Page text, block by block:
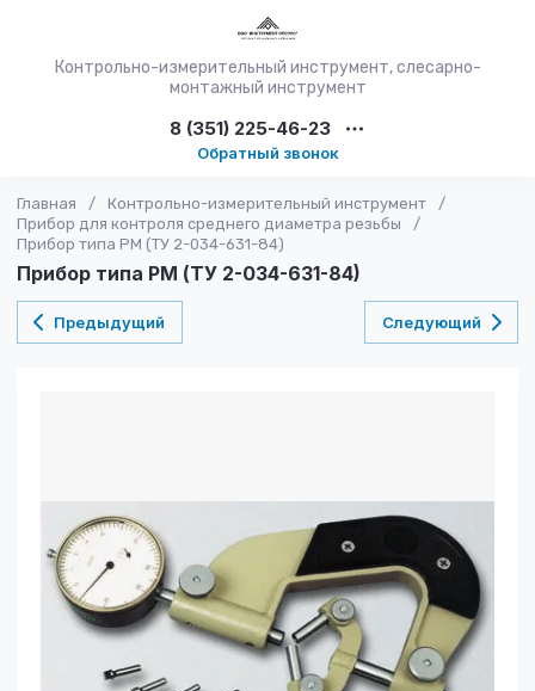
Контрольно-измерительный инструмент, слесарно-
монтажный инструмент
8 (351) 225-46-23
Обратный звонок
Главная / Контрольно-измерительный инструмент
/
Прибор для контроля среднего диаметра резьбы
/
Прибор типа РМ (ТУ 2-034-631-84)
Прибор типа РМ (ТУ 2-034-631-84)
Предыдущий Следующий